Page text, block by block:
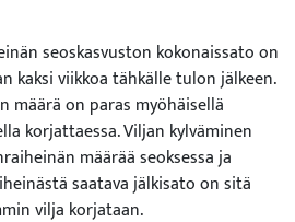
seoskasvuston kokonaissato on
kaksi viikkoa tähkälle tulon jälkeen.
määrä on paras myöhäisellä
korjattaessa. Viljan kylväminen
määrää seoksessa ja
saatava jälkisato on sitä
vilja korjataan.